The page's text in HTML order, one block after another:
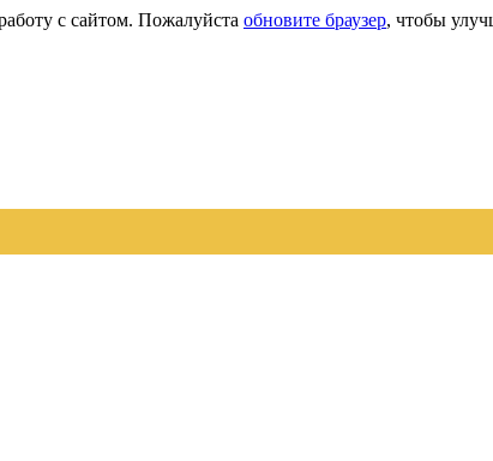
с сайтом. Пожалуйста обновите браузер, чтобы